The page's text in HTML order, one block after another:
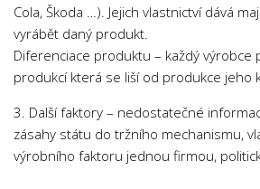
Cola, Škoda …). Jejich vlastnictví dává
vyrábět daný produkt.
Diferenciace produktu – každý výrobce
produkcí která se liší od produkce jeho
3. Další faktory – nedostatečné
zásahy státu do tržního mechanismu,
výrobního faktoru jednou firmou,